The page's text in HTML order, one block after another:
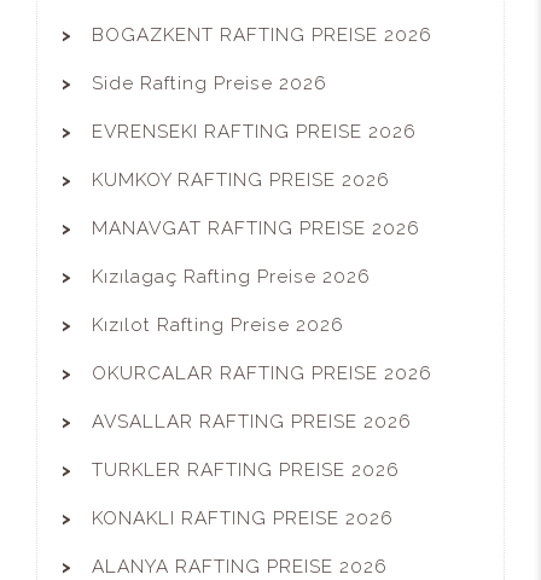
BOGAZKENT RAFTING PREISE 2026
Side Rafting Preise 2026
EVRENSEKI RAFTING PREISE 2026
KUMKOY RAFTING PREISE 2026
MANAVGAT RAFTING PREISE 2026
Kızılagaç Rafting Preise 2026
Kızılot Rafting Preise 2026
OKURCALAR RAFTING PREISE 2026
AVSALLAR RAFTING PREISE 2026
TURKLER RAFTING PREISE 2026
KONAKLI RAFTING PREISE 2026
ALANYA RAFTING PREISE 2026